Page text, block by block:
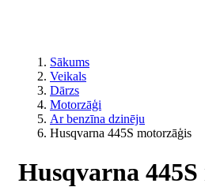
Sākums
Veikals
Dārzs
Motorzāģi
Ar benzīna dzinēju
Husqvarna 445S motorzāģis
Husqvarna